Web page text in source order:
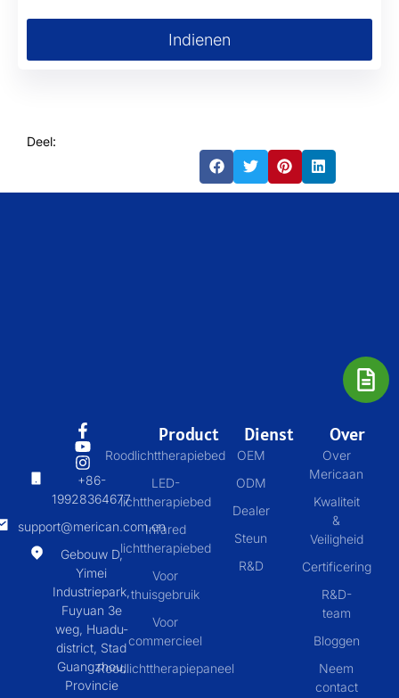
Indienen
Deel:
+86-
19928364677
support@merican.com.cn
Gebouw D,
Yimei
Industriepark,
Fuyuan 3e
weg, Huadu-
district, Stad
Guangzhou,
Provincie
Product
Roodlichttherapiebed
LED-
lichttherapiebed
Infared
lichttherapiebed
Voor
thuisgebruik
Voor
commercieel
Roodlichttherapiepaneel
Dienst
OEM
ODM
Dealer
Steun
R&D
Over
Over
Mericaan
Kwaliteit
&
Veiligheid
Certificering
R&D-
team
Bloggen
Neem
contact